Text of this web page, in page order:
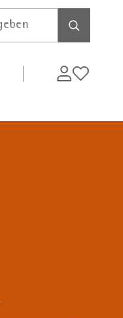
MyWifi